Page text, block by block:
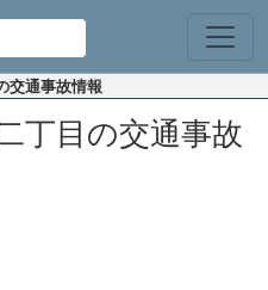
交通事故情報
丁目の交通事故